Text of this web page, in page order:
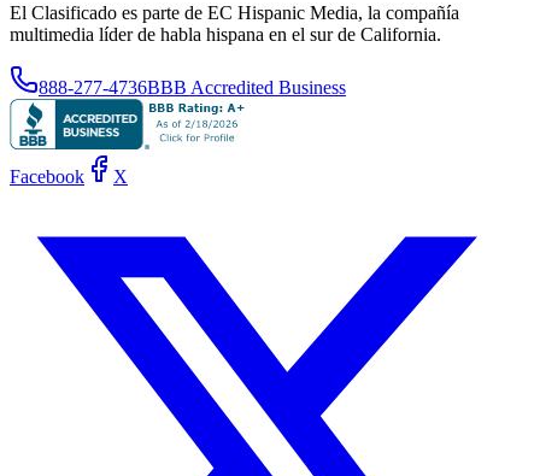
El Clasificado es parte de EC Hispanic Media, la compañía
multimedia líder de habla hispana en el sur de California.
888-277-4736BBB Accredited Business
Facebook X